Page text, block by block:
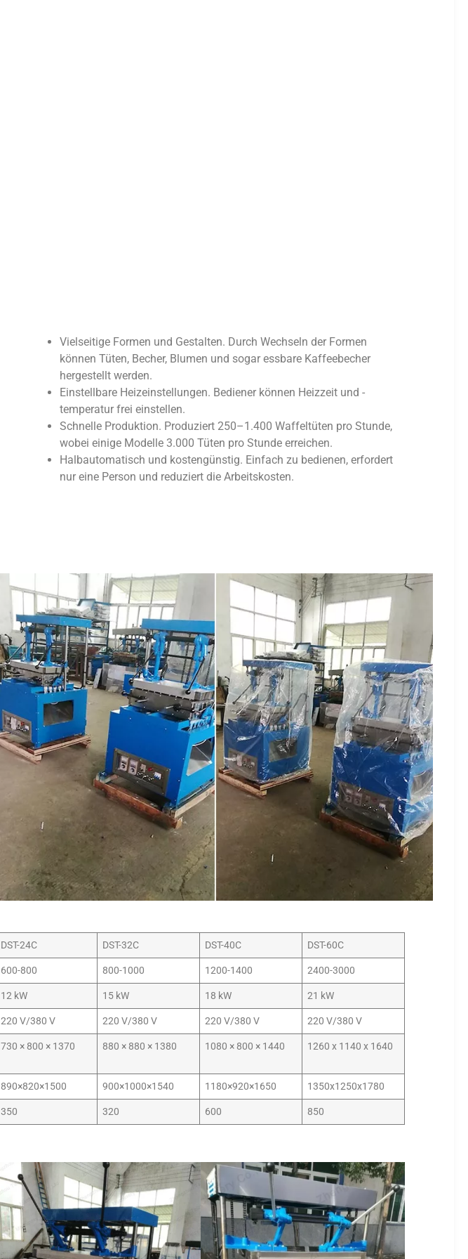
Vielseitige Formen und Gestalten. Durch Wechseln der Formen
können Tüten, Becher, Blumen und sogar essbare Kaffeebecher
hergestellt werden.
Einstellbare Heizeinstellungen. Bediener können Heizzeit und -
temperatur frei einstellen.
Schnelle Produktion. Produziert 250–1.400 Waffeltüten pro Stunde,
wobei einige Modelle 3.000 Tüten pro Stunde erreichen.
Halbautomatisch und kostengünstig. Einfach zu bedienen, erfordert
nur eine Person und reduziert die Arbeitskosten.
DST-24C DST-32C DST-40C DST-60C
600-800 800-1000 1200-1400 2400-3000
12 kW 15 kW 18 kW 21 kW
220 V/380 V 220 V/380 V 220 V/380 V 220 V/380 V
730 × 800 × 1370 880 × 880 × 1380 1080 × 800 × 1440 1260 x 1140 x 1640
890×820×1500 900×1000×1540 1180×920×1650 1350x1250x1780
350 320 600 850